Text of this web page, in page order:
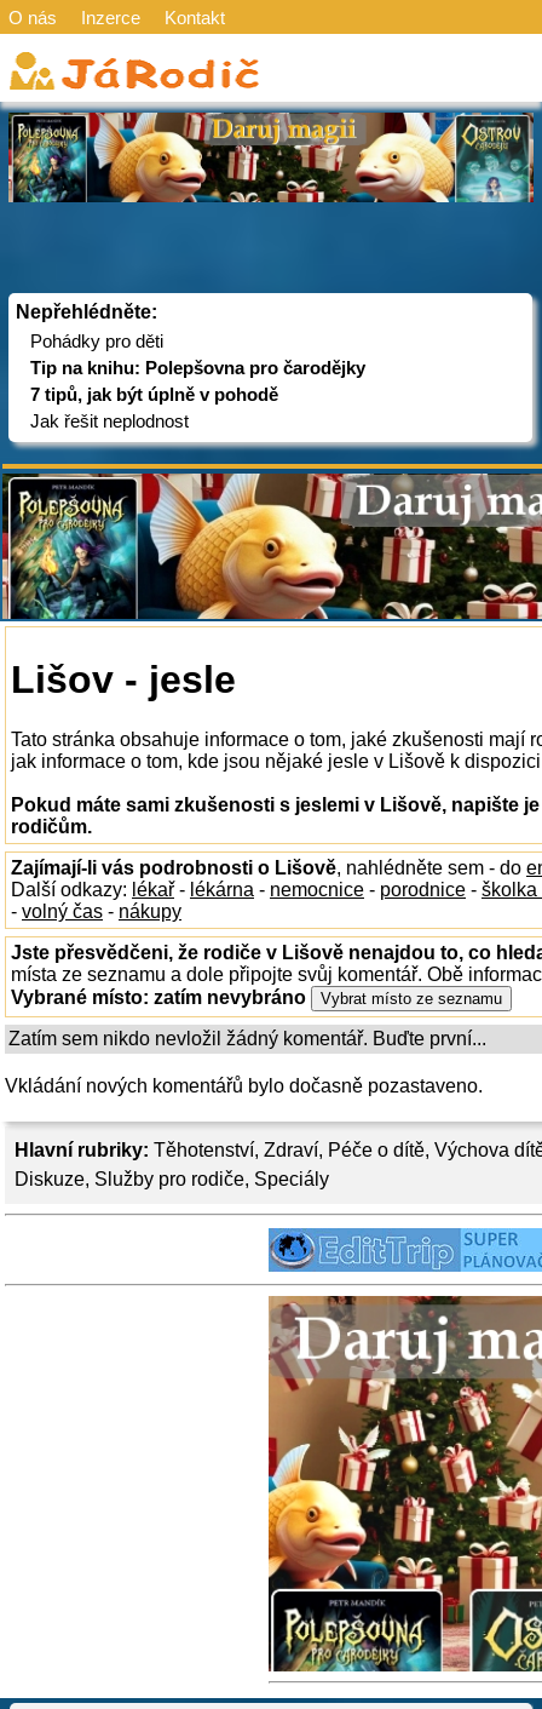
O nás Inzerce Kontakt
Nepřehlédněte:
Pohádky pro děti
Tip na knihu: Polepšovna pro čarodějky
7 tipů, jak být úplně v pohodě
Jak řešit neplodnost
Hlavní rubriky: Těhotenství, Zdraví, Péče o dítě, Výchova
Diskuze, Služby pro rodiče, Speciály
Lišov - jesle
Tato stránka obsahuje informace o tom, jaké zkušenosti mají
jak informace o tom, kde jsou nějaké jesle v Lišově k
Pokud máte sami zkušenosti s jeslemi v Lišově, napište
rodičům.
Zajímají-li vás podrobnosti o Lišově, nahlédněte sem - do
Další odkazy: lékař - lékárna - nemocnice - porodnice - školka
- volný čas - nákupy
Jste přesvědčeni, že rodiče v Lišově nenajdou to, co
místa ze seznamu a dole připojte svůj komentář. Obě
Vybrané místo: zatím nevybráno
Zatím sem nikdo nevložil žádný komentář. Buďte první...
Vkládání nových komentářů bylo dočasně pozastaveno.